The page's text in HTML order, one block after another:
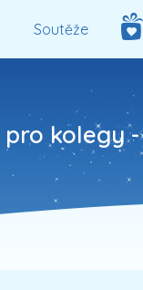
Soutěže
pro kolegy